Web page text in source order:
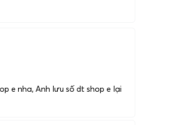
e nha, Anh lưu số dt shop e lại